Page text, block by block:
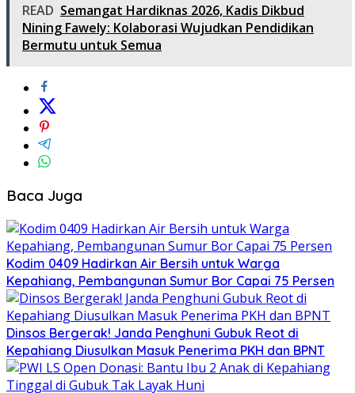
READ Semangat Hardiknas 2026, Kadis Dikbud
Nining Fawely: Kolaborasi Wujudkan Pendidikan
Bermutu untuk Semua
Baca Juga
Kodim 0409 Hadirkan Air Bersih untuk Warga
Kepahiang, Pembangunan Sumur Bor Capai 75 Persen
Dinsos Bergerak! Janda Penghuni Gubuk Reot di
Kepahiang Diusulkan Masuk Penerima PKH dan BPNT